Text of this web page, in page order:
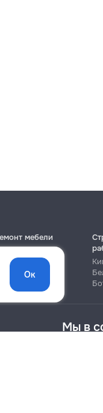
Ок
мебели
Мы в